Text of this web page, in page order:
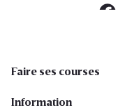
Faire ses courses
Information